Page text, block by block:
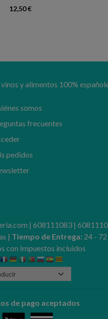
12,50 €
y alimentos 100%
somos
frecuentes
pedidos
| 608111083 |
| Tiempo de Entrega: 24 - 72
con Impuestos incluidos
de pago aceptados